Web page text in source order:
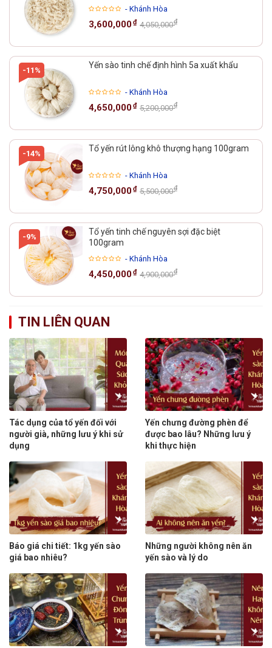
- Khánh Hòa
3,600,000₫ 4,050,000₫
-11%
Yến sào tinh chế định hình 5a xuất khẩu
- Khánh Hòa
4,650,000₫ 5,200,000₫
-14%
Tổ yến rút lông khô thượng hạng 100gram
- Khánh Hòa
4,750,000₫ 5,500,000₫
-9%
Tổ yến tinh chế nguyên sợi đặc biệt
100gram
- Khánh Hòa
4,450,000₫ 4,900,000₫
TIN LIÊN QUAN
Tác dụng của tổ yến đối với
người già, những lưu ý khi sử
dụng
Yến chưng đường phèn để
được bao lâu? Những lưu ý
khi thực hiện
Báo giá chi tiết: 1kg yến sào
giá bao nhiêu?
Những người không nên ăn
yến sào và lý do